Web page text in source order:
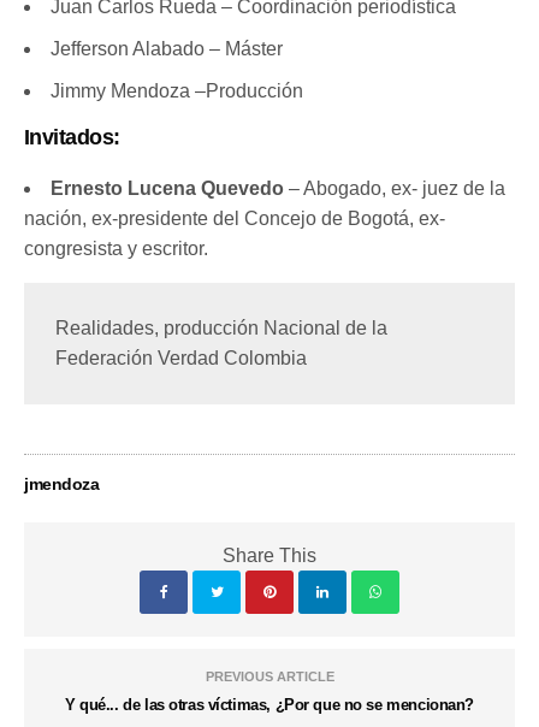
Juan Carlos Rueda – Coordinación periodística
Jefferson Alabado – Máster
Jimmy Mendoza –Producción
Invitados:
Ernesto Lucena Quevedo – Abogado, ex- juez de la
nación, ex-presidente del Concejo de Bogotá, ex-
congresista y escritor.
Realidades, producción Nacional de la
Federación Verdad Colombia
jmendoza
Share This
PREVIOUS ARTICLE
Y qué... de las otras víctimas, ¿Por que no se mencionan?